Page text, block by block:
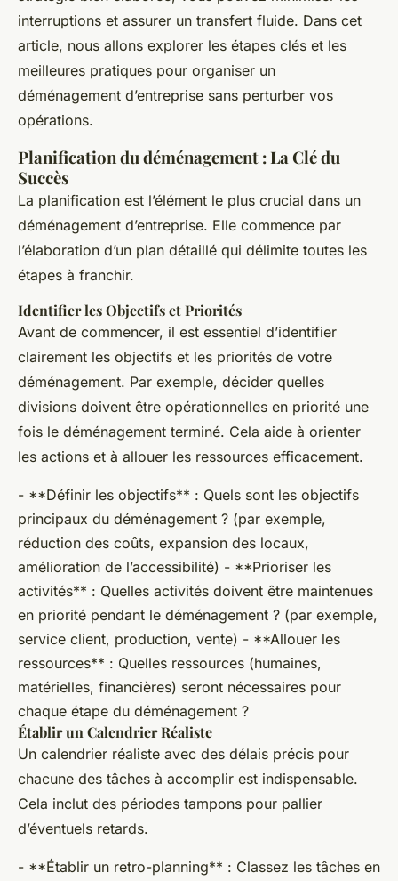
interruptions et assurer un transfert fluide. Dans cet
article, nous allons explorer les étapes clés et les
meilleures pratiques pour organiser un
déménagement d’entreprise sans perturber vos
opérations.
Planification du déménagement : La Clé du
Succès
La planification est l’élément le plus crucial dans un
déménagement d’entreprise. Elle commence par
l’élaboration d’un plan détaillé qui délimite toutes les
étapes à franchir.
Identifier les Objectifs et Priorités
Avant de commencer, il est essentiel d’identifier
clairement les objectifs et les priorités de votre
déménagement. Par exemple, décider quelles
divisions doivent être opérationnelles en priorité une
fois le déménagement terminé. Cela aide à orienter
les actions et à allouer les ressources efficacement.
- **Définir les objectifs** : Quels sont les objectifs
principaux du déménagement ? (par exemple,
réduction des coûts, expansion des locaux,
amélioration de l’accessibilité) - **Prioriser les
activités** : Quelles activités doivent être maintenues
en priorité pendant le déménagement ? (par exemple,
service client, production, vente) - **Allouer les
ressources** : Quelles ressources (humaines,
matérielles, financières) seront nécessaires pour
chaque étape du déménagement ?
Établir un Calendrier Réaliste
Un calendrier réaliste avec des délais précis pour
chacune des tâches à accomplir est indispensable.
Cela inclut des périodes tampons pour pallier
d’éventuels retards.
- **Établir un retro-planning** : Classez les tâches en